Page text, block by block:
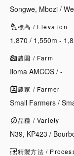
Songwe, Mbozi /
標高 / Elevation
1,870 / 1,550m -
農園 / Farm
Iloma AMCOS / -
農家 / Farmer
Small Farmers /
品種 / Variety
N39, KP423 /
精製方法 /